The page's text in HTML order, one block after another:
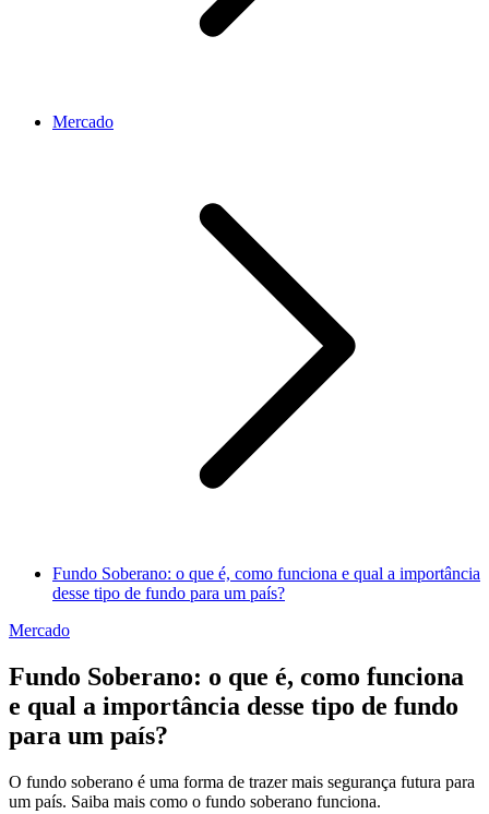
Mercado
Fundo Soberano: o que é, como funciona e qual a importância
desse tipo de fundo para um país?
Mercado
Fundo Soberano: o que é, como funciona
e qual a importância desse tipo de fundo
para um país?
O fundo soberano é uma forma de trazer mais segurança futura para
um país. Saiba mais como o fundo soberano funciona.